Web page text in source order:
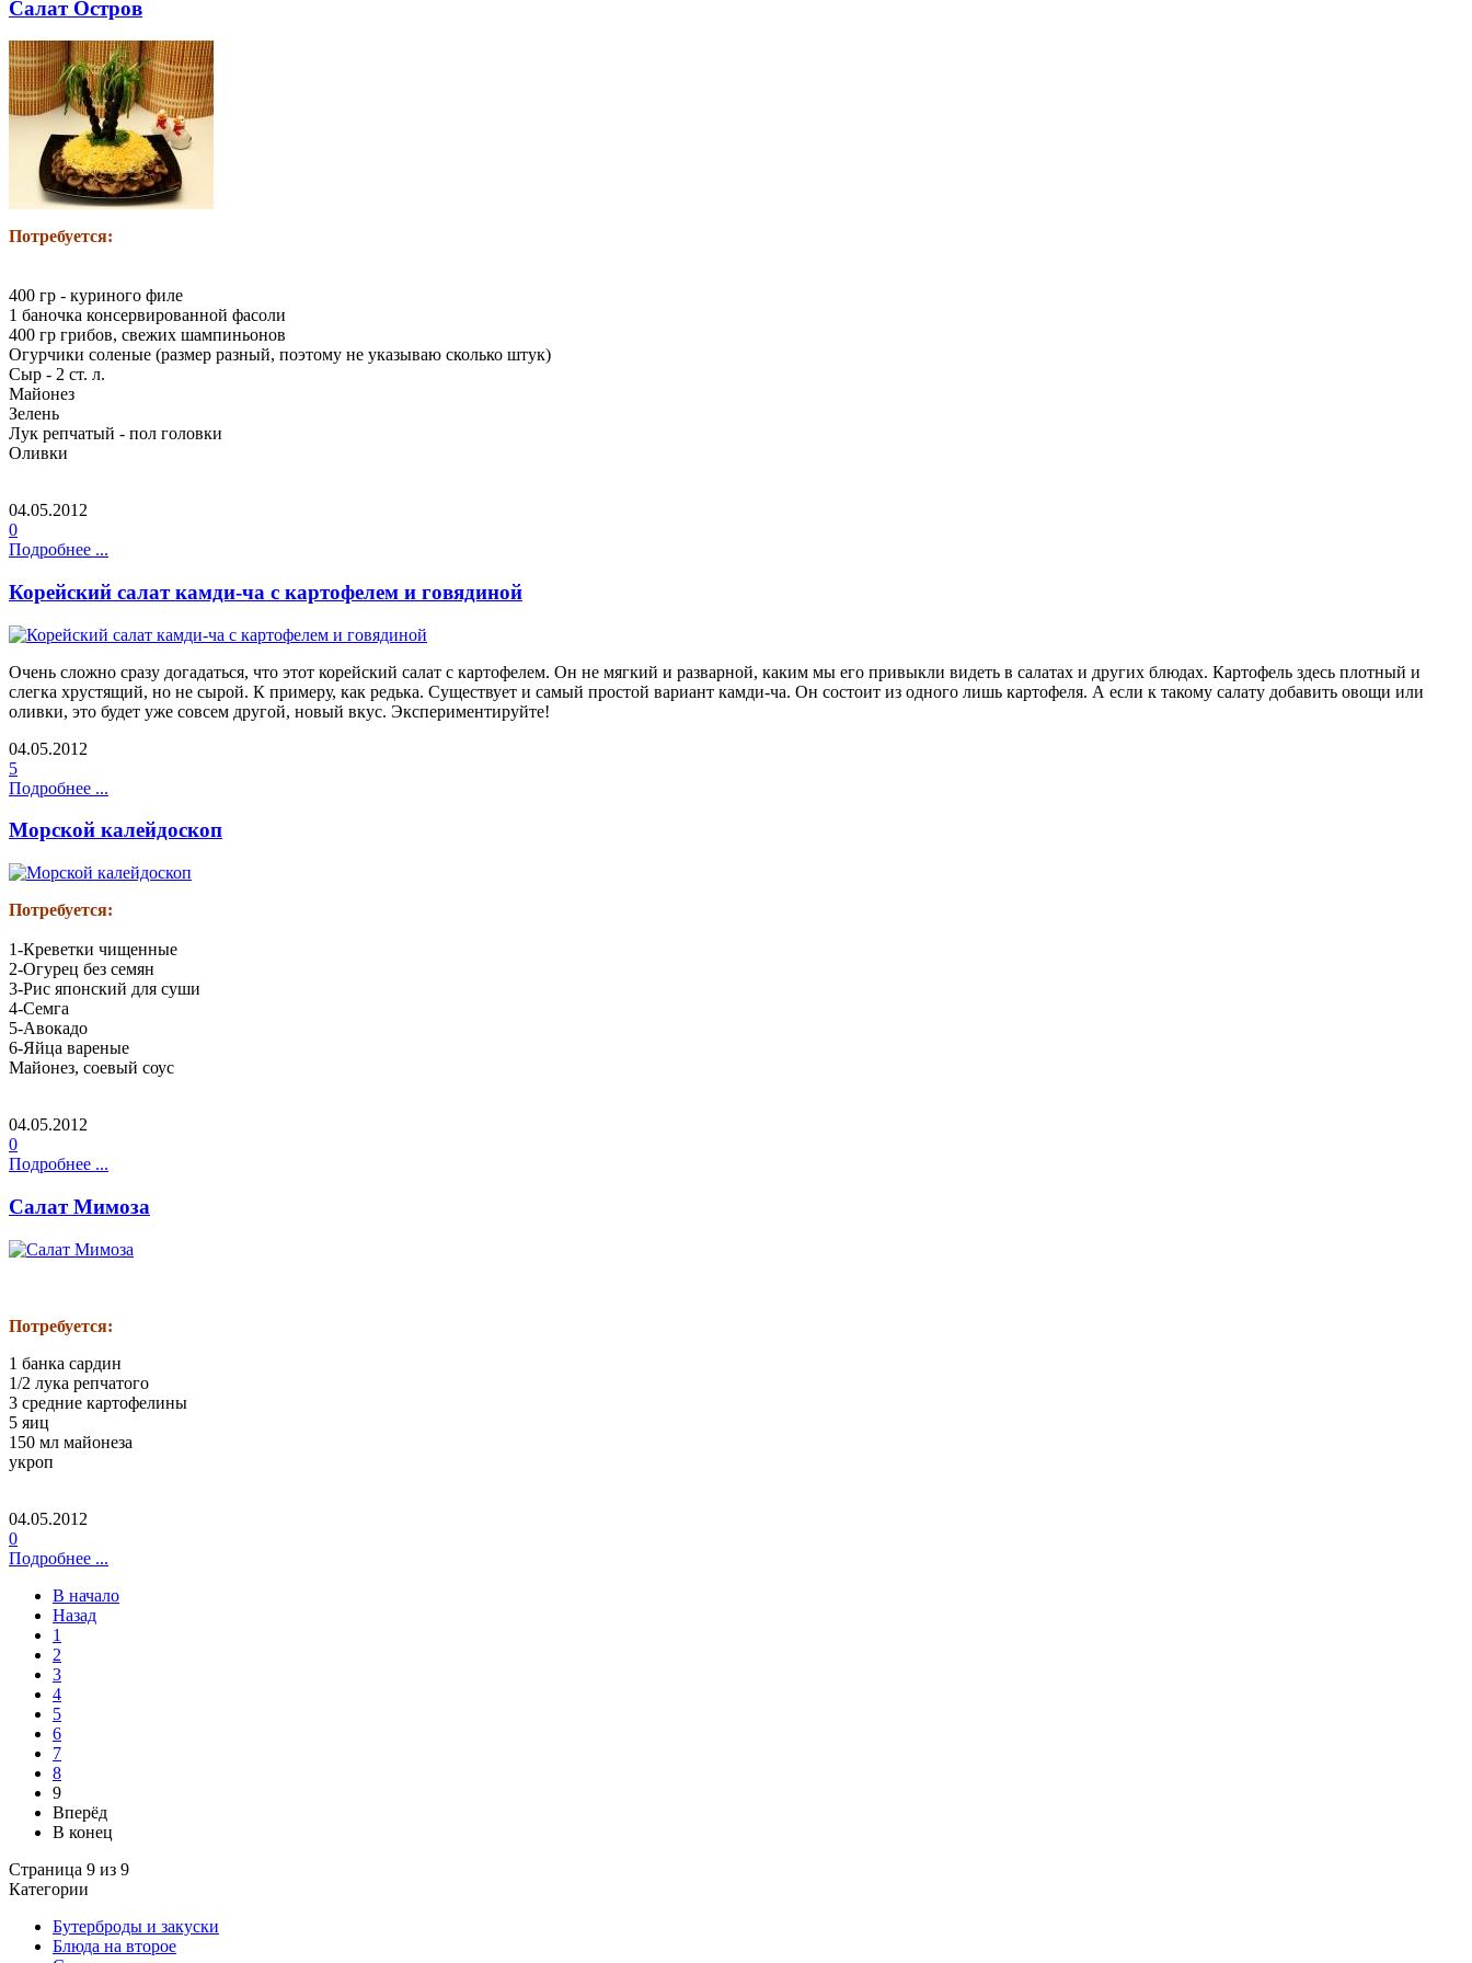
Салат Остров
Потребуется:
400 гр - куриного филе
1 баночка консервированной фасоли
400 гр грибов, свежих шампиньонов
Огурчики соленые (размер разный, поэтому не указываю сколько штук)
Сыр - 2 ст. л.
Майонез
Зелень
Лук репчатый - пол головки
Оливки
04.05.2012
0
Подробнее ...
Корейский салат камди-ча с картофелем и говядиной
Очень сложно сразу догадаться, что этот корейский салат с картофелем. Он не мягкий и разварной, каким мы его привыкли видеть в салатах и других блюдах. Картофель здесь плотный и
слегка хрустящий, но не сырой. К примеру, как редька. Существует и самый простой вариант камди-ча. Он состоит из одного лишь картофеля. А если к такому салату добавить овощи или
оливки, это будет уже совсем другой, новый вкус. Экспериментируйте!
04.05.2012
5
Подробнее ...
Морской калейдоскоп
Потребуется:
1-Креветки чищенные
2-Огурец без семян
3-Рис японский для суши
4-Семга
5-Авокадо
6-Яйца вареные
Майонез, соевый соус
04.05.2012
0
Подробнее ...
Салат Мимоза
Потребуется:
1 банка сардин
1/2 лука репчатого
3 средние картофелины
5 яиц
150 мл майонеза
укроп
04.05.2012
0
Подробнее ...
В начало
Назад
1
2
3
4
5
6
7
8
9
Вперёд
В конец
Страница 9 из 9
Категории
Бутерброды и закуски
Блюда на второе